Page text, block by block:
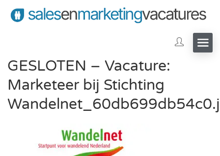
GESLOTEN – Vacature:
Marketeer bij Stichting